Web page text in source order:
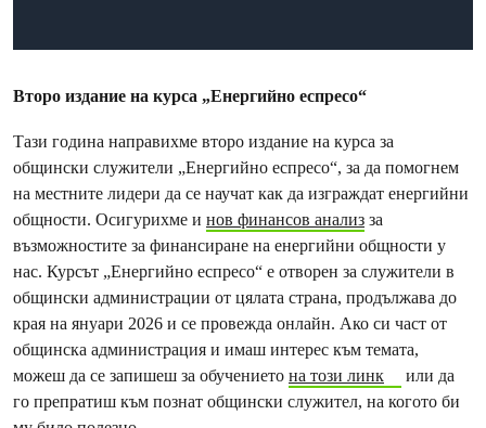
Второ издание на курса „Енергийно еспресо“
Тази година направихме второ издание на курса за
общински служители „Енергийно еспресо“, за да помогнем
на местните лидери да се научат как да изграждат енергийни
общности. Осигурихме и нов финансов анализ за
възможностите за финансиране на енергийни общности у
нас. Курсът „Енергийно еспресо“ е отворен за служители в
общински администрации от цялата страна, продължава до
края на януари 2026 и се провежда онлайн. Ако си част от
общинска администрация и имаш интерес към темата,
можеш да се запишеш за обучението на този линк
или да
го препратиш към познат общински служител, на когото би